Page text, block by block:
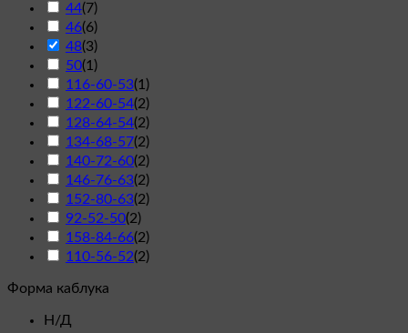
44(7)
46(6)
48(3)
50(1 )
116-60-53(1 )
122-60-54(2)
128-64-54(2)
134-68-57(2)
140-72-60(2)
146-76-63(2)
152-80-63(2)
92-52-50(2)
158-84-66(2)
110-56-52(2)
Форма каблука
Н/Д